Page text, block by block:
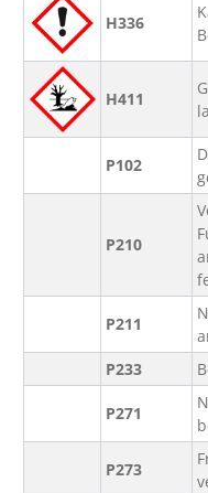
H336
H411
P102
P210
P211
P233
P271
P273